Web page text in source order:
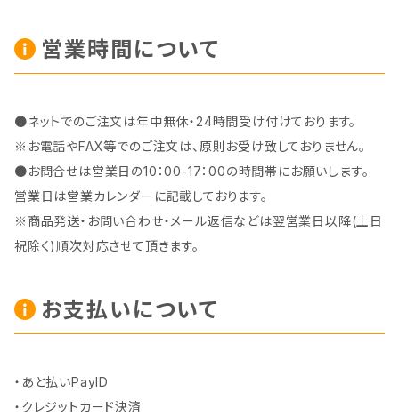
営業時間について
●ネットでのご注文は年中無休・24時間受け付けております。
※お電話やFAX等でのご注文は、原則お受け致しておりません。
●お問合せは営業日の10：00-17：00の時間帯にお願いします。
営業日は営業カレンダーに記載しております。
※商品発送・お問い合わせ・メール返信などは翌営業日以降(土日
祝除く)順次対応させて頂きます。
お支払いについて
・あと払いPayID
・クレジットカード決済